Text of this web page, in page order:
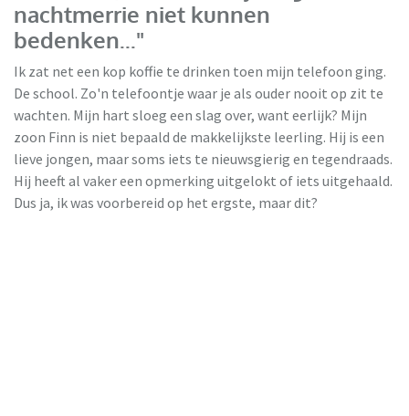
nachtmerrie niet kunnen
bedenken..."
Ik zat net een kop koffie te drinken toen mijn telefoon ging.
De school. Zo'n telefoontje waar je als ouder nooit op zit te
wachten. Mijn hart sloeg een slag over, want eerlijk? Mijn
zoon Finn is niet bepaald de makkelijkste leerling. Hij is een
lieve jongen, maar soms iets te nieuwsgierig en tegendraads.
Hij heeft al vaker een opmerking uitgelokt of iets uitgehaald.
Dus ja, ik was voorbereid op het ergste, maar dit?